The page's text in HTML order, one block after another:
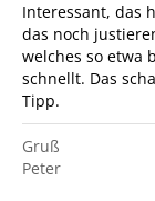
Interessant, das
das noch
welches so etwa
schnellt. Das
Tipp.
Gruß
Peter